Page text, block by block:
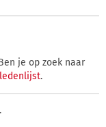
je op zoek naar
ledenlijst.